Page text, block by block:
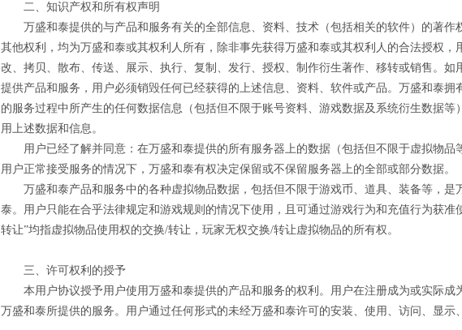
二、知识产权和所有权声明
万盛和泰提供的与产品和服务有关的全部信息、资料、技术（包括相关的软件）的著作
其他权利，均为万盛和泰或其权利人所有，除非事先获得万盛和泰或其权利人的合法授权，
改、拷贝、散布、传送、展示、执行、复制、发行、授权、制作衍生著作、移转或销售。如
提供产品和服务，用户必须销毁任何已经获得的上述信息、资料、软件或产品。万盛和泰拥
的服务过程中所产生的任何数据信息（包括但不限于账号资料、游戏数据及系统衍生数据等
用上述数据和信息。
用户已经了解并同意：在万盛和泰提供的所有服务器上的数据（包括但不限于虚拟物品
用户正常接受服务的情况下，万盛和泰有权决定保留或不保留服务器上的全部或部分数据。
万盛和泰产品和服务中的各种虚拟物品数据，包括但不限于游戏币、道具、装备等，
泰。用户只能在合乎法律规定和游戏规则的情况下使用，且可通过游戏行为和充值行为获准
转让”均指虚拟物品使用权的交换/转让，玩家无权交换/转让虚拟物品的所有权。
三、许可权利的授予
本用户协议授予用户使用万盛和泰提供的产品和服务的权利。用户在注册成为或实际成
万盛和泰所提供的服务。用户通过任何形式的未经万盛和泰许可的安装、使用、访问、显示